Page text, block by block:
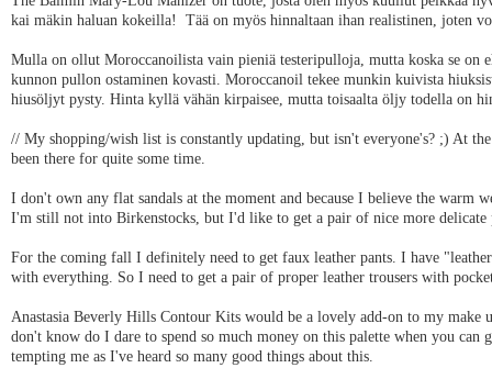
kai mäkin haluan kokeilla! Tää on myös hinnaltaan ihan realistinen, joten
Mulla on ollut Moroccanoilista vain pieniä testeripulloja, mutta koska se on
kunnon pullon ostaminen kovasti. Moroccanoil tekee munkin kuivista
hiusöljyt pysty. Hinta kyllä vähän kirpaisee, mutta toisaalta öljy todella on
// My shopping/wish list is constantly updating, but isn't everyone's? ;) At
been there for quite some time.
I don't own any flat sandals at the moment and because I believe the warm
I'm still not into Birkenstocks, but I'd like to get a pair of nice more delicate
For the coming fall I definitely need to get faux leather pants. I have
with everything. So I need to get a pair of proper leather trousers with
Anastasia Beverly Hills Contour Kits would be a lovely add-on to my
don't know do I dare to spend so much money on this palette when you
tempting me as I've heard so many good things about this.